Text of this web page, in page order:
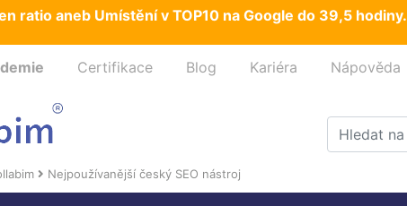
ratio aneb Umístění v TOP10 na Google do 39,5 hodiny.
Certifikace Blog Kariéra Nápověda
Nejpoužívanější český SEO nástroj